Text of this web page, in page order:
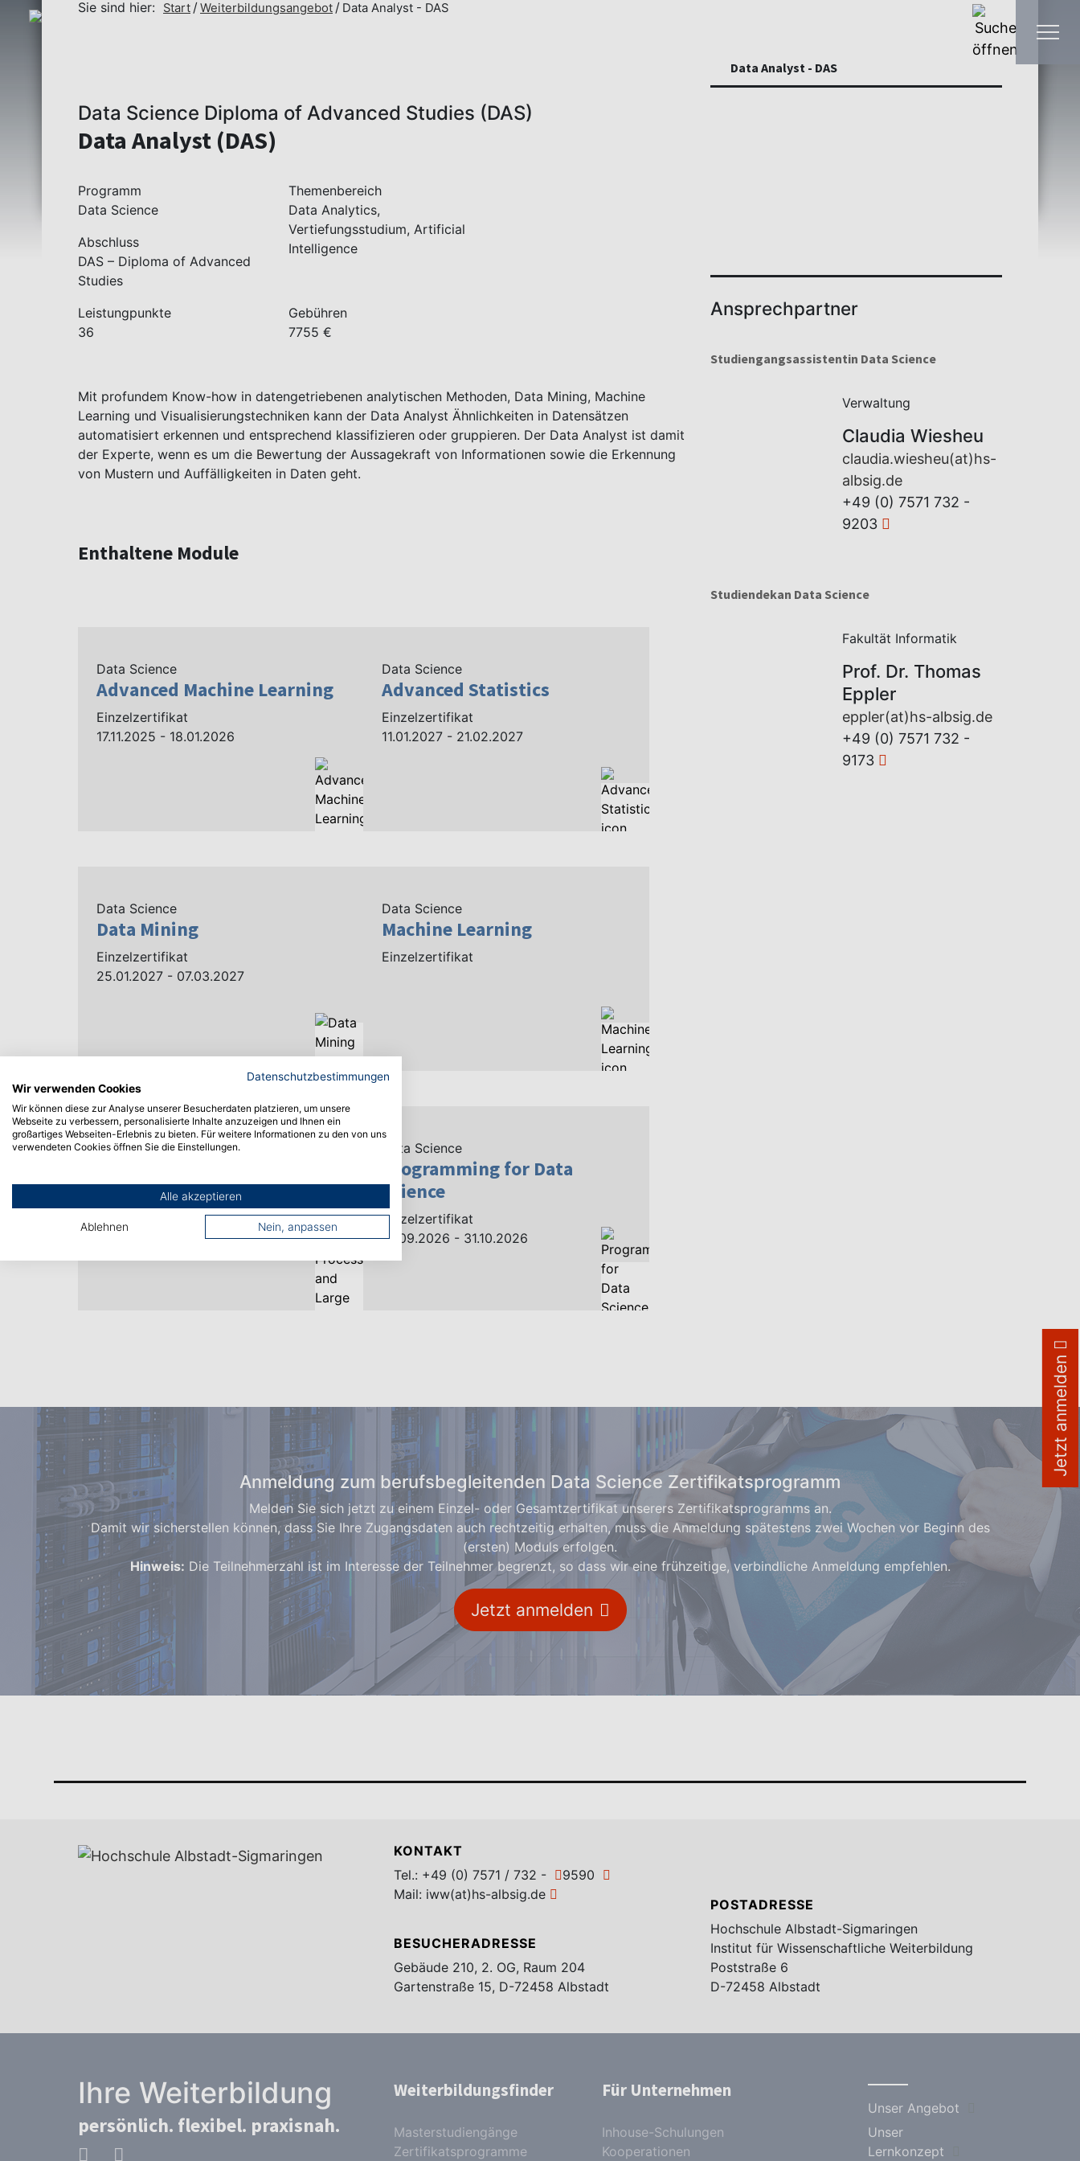
Sie sind hier: Start Weiterbildungsangebot Data Analyst - DAS
Data Science Diploma of Advanced Studies (DAS)
Data Analyst (DAS)
Programm
Data Science
Abschluss
DAS – Diploma of Advanced
Studies
Themenbereich
Data Analytics,
Vertiefungsstudium, Artificial
Intelligence
Leistungpunkte
36
Gebühren
7755 €
Mit profundem Know-how in datengetriebenen analytischen Methoden, Data Mining, Machine
Learning und Visualisierungstechniken kann der Data Analyst Ähnlichkeiten in Datensätzen
automatisiert erkennen und entsprechend klassifizieren oder gruppieren. Der Data Analyst ist damit
der Experte, wenn es um die Bewertung der Aussagekraft von Informationen sowie die Erkennung
von Mustern und Auffälligkeiten in Daten geht.
Enthaltene Module
Data Science
Advanced Machine Learning
Einzelzertifikat
17.11.2025 - 18.01.2026
Data Science
Advanced Statistics
Einzelzertifikat
11.01.2027 - 21.02.2027
Data Science
Data Mining
Einzelzertifikat
25.01.2027 - 07.03.2027
Data Science
Machine Learning
Einzelzertifikat
Data Science
and Large Language Models
Einzelzertifikat
Data Science
Programming for Data
Science
Einzelzertifikat
19.09.2026 - 31.10.2026
Data Analyst - DAS
Ansprechpartner
Studiengangsassistentin Data Science
Verwaltung
Claudia Wiesheu
claudia.wiesheu(at)hs-
albsig.de
+49 (0) 7571 732 -
9203
Studiendekan Data Science
Fakultät Informatik
Prof. Dr. Thomas
Eppler
eppler(at)hs-albsig.de
+49 (0) 7571 732 -
9173
Anmeldung zum berufsbegleitenden Data Science Zertifikatsprogramm
Melden Sie sich jetzt zu einem Einzel- oder Gesamtzertifikat unserers Zertifikatsprogramms an.
Damit wir sicherstellen können, dass Sie Ihre Zugangsdaten auch rechtzeitig erhalten, muss die Anmeldung spätestens zwei Wochen vor Beginn des
(ersten) Moduls erfolgen.
Hinweis: Die Teilnehmerzahl ist im Interesse der Teilnehmer begrenzt, so dass wir eine frühzeitige, verbindliche Anmeldung empfehlen.
Jetzt anmelden
KONTAKT
Tel.: +49 (0) 7571 / 732 -
9590
Mail: iww(at)hs-albsig.de
BESUCHERADRESSE
Gebäude 210, 2. OG, Raum 204
Gartenstraße 15, D-72458 Albstadt
POSTADRESSE
Hochschule Albstadt-Sigmaringen
Institut für Wissenschaftliche Weiterbildung
Poststraße 6
D-72458 Albstadt
Ihre Weiterbildung
persönlich. flexibel. praxisnah.
Weiterbildungsfinder
Masterstudiengänge
Zertifikatsprogramme
Für Unternehmen
Inhouse-Schulungen
Kooperationen
Unser Angebot
Unser
Lernkonzept
Jetzt anmelden
Datenschutzbestimmungen
Wir verwenden Cookies
Wir können diese zur Analyse unserer Besucherdaten platzieren, um unsere
Webseite zu verbessern, personalisierte Inhalte anzuzeigen und Ihnen ein
großartiges Webseiten-Erlebnis zu bieten. Für weitere Informationen zu den von uns
verwendeten Cookies öffnen Sie die Einstellungen.
Alle akzeptieren
Ablehnen Nein, anpassen